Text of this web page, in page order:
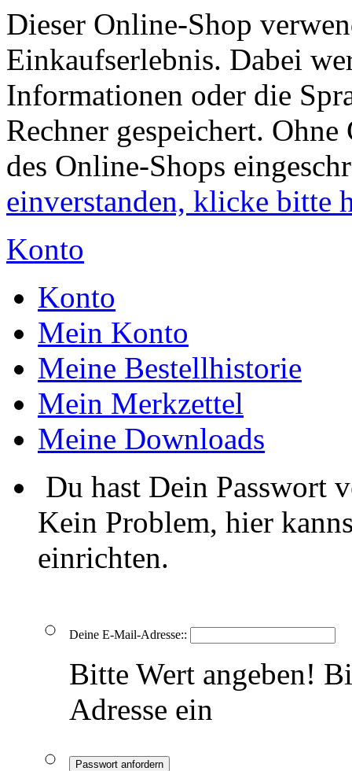
Dieser Online-Shop
Einkaufserlebnis. Dabei
Informationen oder die
Rechner gespeichert.
des Online-Shops
einverstanden, klicke bitte
Konto
Konto
Mein Konto
Meine Bestellhistorie
Mein Merkzettel
Meine Downloads
Du hast Dein Passwort
Kein Problem, hier
einrichten.
Deine E-Mail-Adresse::
Bitte Wert angeben!
Adresse ein
Passwort anfordern